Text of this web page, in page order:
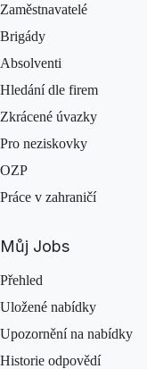
Zaměstnavatelé
Brigády
Absolventi
Hledání dle firem
Zkrácené úvazky
Pro neziskovky
OZP
Práce v zahraničí
Můj Jobs
Přehled
Uložené nabídky
Upozornění na nabídky
Historie odpovědí